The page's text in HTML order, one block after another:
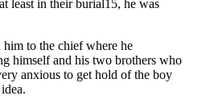
least in their burial15, he was
to the chief where he
himself and his two brothers who
anxious to get hold of the boy